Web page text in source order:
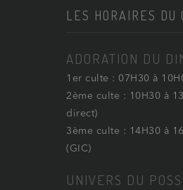
LES HORAIRES DU
ADORATION DU
1er culte : 07H30 à
2ème culte : 10H30 à
direct)
3ème culte : 14H30 à
(GIC)
UNIVERS DU